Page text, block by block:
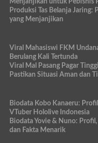
Produksi Tas Belanja Jaring:
yang Menjanjikan
Viral Mahasiswi FKM
Berulang Kali Tertunda
Viral Mal Pasang Pagar
Pastikan Situasi Aman dan
Biodata Kobo Kanaeru:
VTuber Hololive Indonesia
Biodata Yovie & Nuno:
dan Fakta Menarik